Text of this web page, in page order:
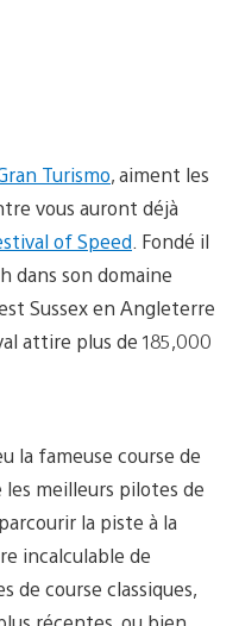
Turismo, aiment les
vous auront déjà
of Speed . Fondé il
dans son domaine
Sussex en Angleterre
attire plus de 185,000
la fameuse course de
meilleurs pilotes de
la piste à la
incalculable de
de course classiques,